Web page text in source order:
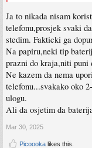
Ja to nikada nisam
telefonu,prosjek svaki
stedim. Fakticki ga
Na papiru,neki tip
prazni do kraja,niti puni
Ne kazem da nema
telefonu...svakako oko
ulogu.
Ali da osjetim da
Mar 30, 2025
Picoooka likes this.